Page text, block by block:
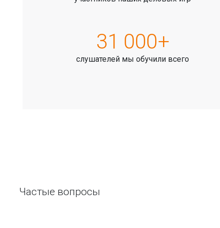
31 000+
слушателей мы обучили всего
Частые вопросы